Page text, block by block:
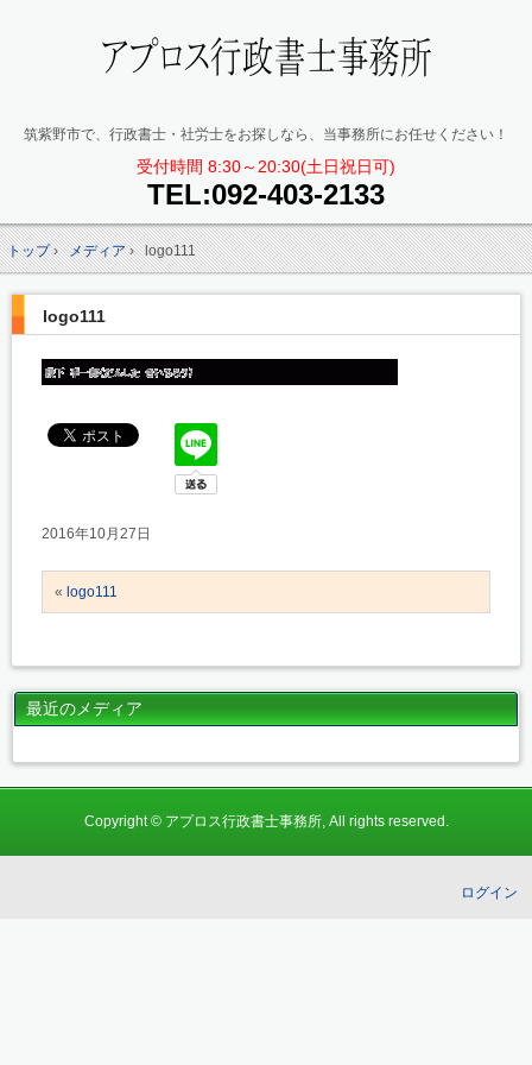
筑紫野市で、行政書士・社労士をお探しなら、当事務所にお任せください！
受付時間 8:30～20:30(土日祝日可)
TEL:092-403-2133
トップ› メディア› logo111
logo111
2016年10月27日
« logo111
最近のメディア
Copyright © アプロス行政書士事務所, All rights reserved.
ログイン